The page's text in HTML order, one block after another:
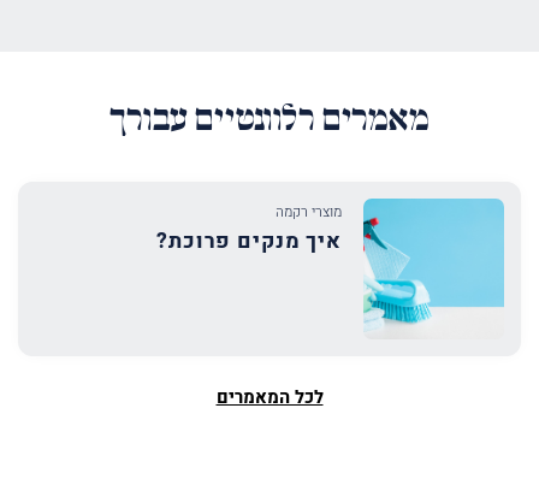
מאמרים רלוונטיים עבורך
מוצרי רקמה
איך מנקים פרוכת?
לכל המאמרים